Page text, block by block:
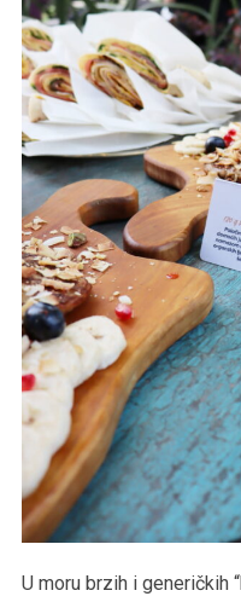
U moru brzih i generičkih